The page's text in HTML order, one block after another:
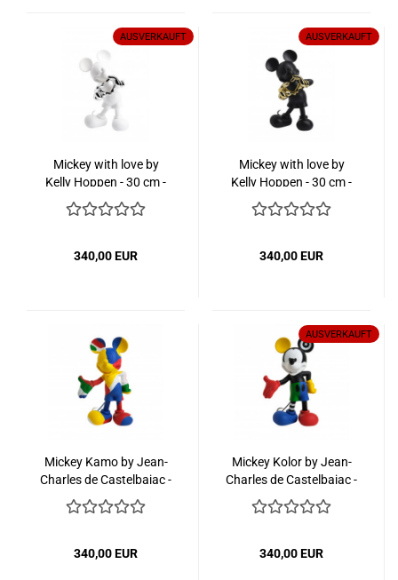
AUSVERKAUFT
Mickey with love by
Kelly Hoppen - 30 cm -
Weiß/Chrom
340,00 EUR
AUSVERKAUFT
Mickey with love by
Kelly Hoppen - 30 cm -
Schwarz/Gold
340,00 EUR
Mickey Kamo by Jean-
Charles de Castelbajac -
30 cm
340,00 EUR
AUSVERKAUFT
Mickey Kolor by Jean-
Charles de Castelbajac -
30 cm
340,00 EUR